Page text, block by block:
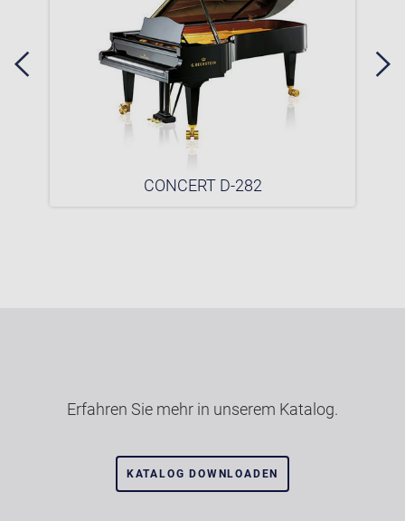
CONCERT D-282
Erfahren Sie mehr in unserem Katalog.
KATALOG DOWNLOADEN